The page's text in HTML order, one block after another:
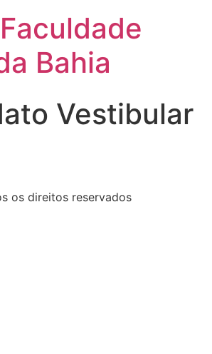
Bahia
Vestibular
os direitos reservados